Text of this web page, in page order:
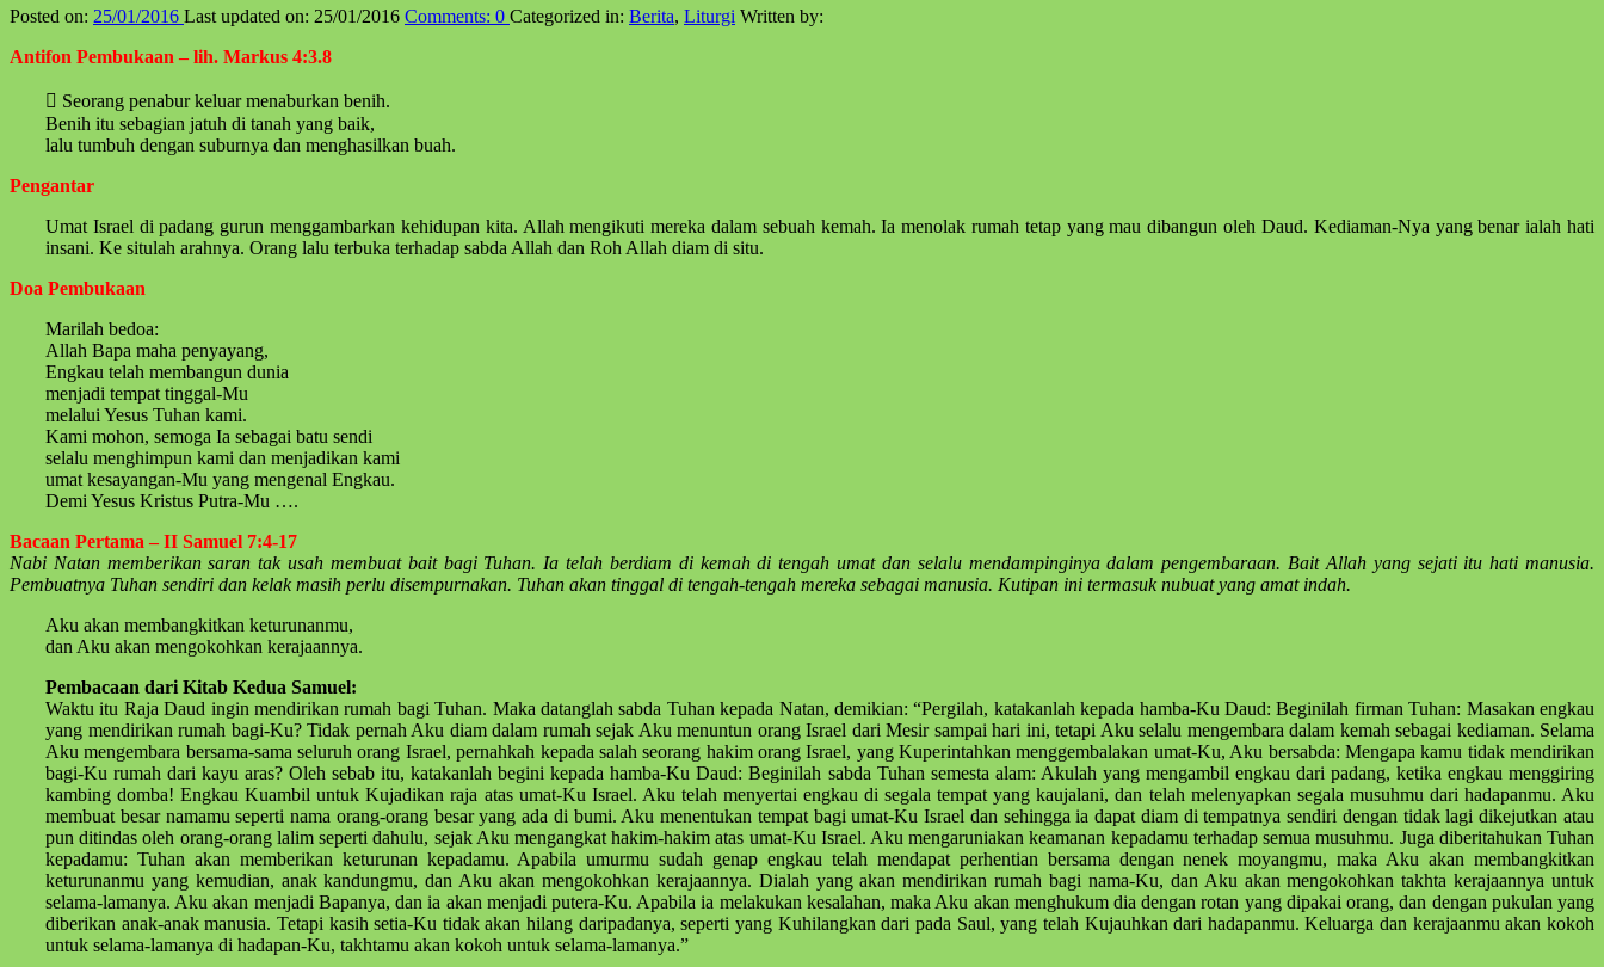
Posted on: 25/01/2016 Last updated on: 25/01/2016 Comments: 0 Categorized in: Berita, Liturgi Written by:
Antifon Pembukaan – lih. Markus 4:3.8
 Seorang penabur keluar menaburkan benih.
Benih itu sebagian jatuh di tanah yang baik,
lalu tumbuh dengan suburnya dan menghasilkan buah.
Pengantar
Umat Israel di padang gurun menggambarkan kehidupan kita. Allah mengikuti mereka dalam sebuah kemah. Ia menolak rumah tetap yang mau dibangun oleh Daud. Kediaman-Nya yang benar ialah hati
insani. Ke situlah arahnya. Orang lalu terbuka terhadap sabda Allah dan Roh Allah diam di situ.
Doa Pembukaan
Marilah bedoa:
Allah Bapa maha penyayang,
Engkau telah membangun dunia
menjadi tempat tinggal-Mu
melalui Yesus Tuhan kami.
Kami mohon, semoga Ia sebagai batu sendi
selalu menghimpun kami dan menjadikan kami
umat kesayangan-Mu yang mengenal Engkau.
Demi Yesus Kristus Putra-Mu ….
Bacaan Pertama – II Samuel 7:4-17
Nabi Natan memberikan saran tak usah membuat bait bagi Tuhan. Ia telah berdiam di kemah di tengah umat dan selalu mendampinginya dalam pengembaraan. Bait Allah yang sejati itu hati manusia.
Pembuatnya Tuhan sendiri dan kelak masih perlu disempurnakan. Tuhan akan tinggal di tengah-tengah mereka sebagai manusia. Kutipan ini termasuk nubuat yang amat indah.
Aku akan membangkitkan keturunanmu,
dan Aku akan mengokohkan kerajaannya.
Pembacaan dari Kitab Kedua Samuel:
Waktu itu Raja Daud ingin mendirikan rumah bagi Tuhan. Maka datanglah sabda Tuhan kepada Natan, demikian: “Pergilah, katakanlah kepada hamba-Ku Daud: Beginilah firman Tuhan: Masakan engkau
yang mendirikan rumah bagi-Ku? Tidak pernah Aku diam dalam rumah sejak Aku menuntun orang Israel dari Mesir sampai hari ini, tetapi Aku selalu mengembara dalam kemah sebagai kediaman. Selama
Aku mengembara bersama-sama seluruh orang Israel, pernahkah kepada salah seorang hakim orang Israel, yang Kuperintahkan menggembalakan umat-Ku, Aku bersabda: Mengapa kamu tidak mendirikan
bagi-Ku rumah dari kayu aras? Oleh sebab itu, katakanlah begini kepada hamba-Ku Daud: Beginilah sabda Tuhan semesta alam: Akulah yang mengambil engkau dari padang, ketika engkau menggiring
kambing domba! Engkau Kuambil untuk Kujadikan raja atas umat-Ku Israel. Aku telah menyertai engkau di segala tempat yang kaujalani, dan telah melenyapkan segala musuhmu dari hadapanmu. Aku
membuat besar namamu seperti nama orang-orang besar yang ada di bumi. Aku menentukan tempat bagi umat-Ku Israel dan sehingga ia dapat diam di tempatnya sendiri dengan tidak lagi dikejutkan atau
pun ditindas oleh orang-orang lalim seperti dahulu, sejak Aku mengangkat hakim-hakim atas umat-Ku Israel. Aku mengaruniakan keamanan kepadamu terhadap semua musuhmu. Juga diberitahukan Tuhan
kepadamu: Tuhan akan memberikan keturunan kepadamu. Apabila umurmu sudah genap engkau telah mendapat perhentian bersama dengan nenek moyangmu, maka Aku akan membangkitkan
keturunanmu yang kemudian, anak kandungmu, dan Aku akan mengokohkan kerajaannya. Dialah yang akan mendirikan rumah bagi nama-Ku, dan Aku akan mengokohkan takhta kerajaannya untuk
selama-lamanya. Aku akan menjadi Bapanya, dan ia akan menjadi putera-Ku. Apabila ia melakukan kesalahan, maka Aku akan menghukum dia dengan rotan yang dipakai orang, dan dengan pukulan yang
diberikan anak-anak manusia. Tetapi kasih setia-Ku tidak akan hilang daripadanya, seperti yang Kuhilangkan dari pada Saul, yang telah Kujauhkan dari hadapanmu. Keluarga dan kerajaanmu akan kokoh
untuk selama-lamanya di hadapan-Ku, takhtamu akan kokoh untuk selama-lamanya.”